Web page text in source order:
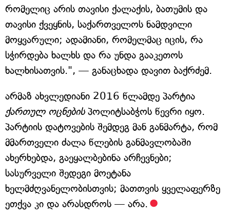
რომელიც არის თავისი ქალაქის, ბათუმის და
თავისი ქვეყნის, საქართველოს ნამდვილი
მოყვარული; ადამიანი, რომელმაც იცის, რა
სჭირდება ხალხს და რა უნდა გააკეთოს
ხალხისათვის.", — განაცხადა დავით ბაქრძემ.
არმაზ ახვლედიანი 2016 წლამდე პარტია
ქართულ ოცნებისპოლიტსაბჭოს წევრი იყო.
პარტიის დატოვების შემდეგ მან განმარტა, რომ
მმართველი ძალა წლების განმავლობაში
ახერხებდა, გაეყალბებინა არჩევნები;
სასურველი შედეგი მოეტანა
ხელმძღვანელობისთვის; მათთვის ყველაფერზე
ეთქვა კი და არასდროს — არა.